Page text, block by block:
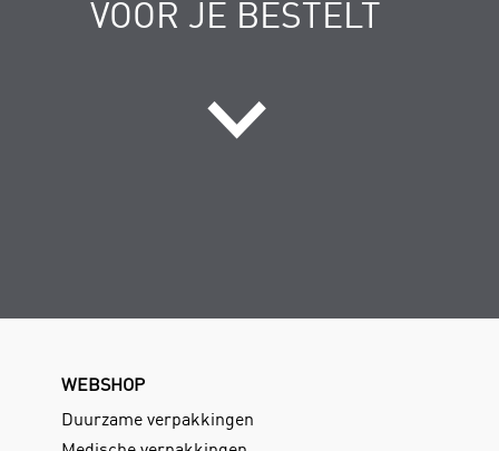
VOOR JE BESTELT
WEBSHOP
Duurzame verpakkingen